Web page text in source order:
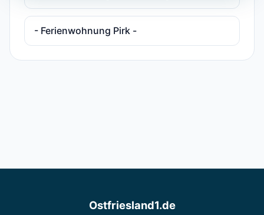
- Ferienwohnung Pirk -
Ostfriesland1.de